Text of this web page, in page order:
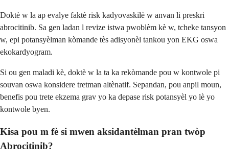
Doktè w la ap evalye faktè risk kadyovaskilè w anvan li preskri
abrocitinib. Sa gen ladan l revize istwa pwoblèm kè w, tcheke tansyon
w, epi potansyèlman kòmande tès adisyonèl tankou yon EKG oswa
ekokardyogram.
Si ou gen maladi kè, doktè w la ta ka rekòmande pou w kontwole pi
souvan oswa konsidere tretman altènatif. Sepandan, pou anpil moun,
benefis pou trete ekzema grav yo ka depase risk potansyèl yo lè yo
kontwole byen.
Kisa pou m fè si mwen aksidantèlman pran twòp
Abrocitinib?